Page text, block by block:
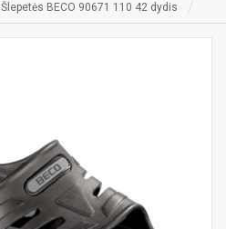
Šlepetės BECO 90671 110 42 dydis